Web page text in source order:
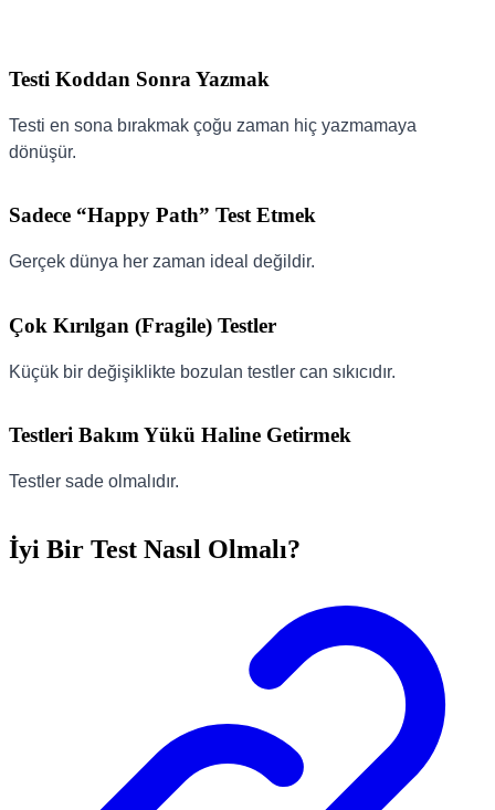
Testi Koddan Sonra Yazmak
Testi en sona bırakmak çoğu zaman hiç yazmamaya
dönüşür.
Sadece “Happy Path” Test Etmek
Gerçek dünya her zaman ideal değildir.
Çok Kırılgan (Fragile) Testler
Küçük bir değişiklikte bozulan testler can sıkıcıdır.
Testleri Bakım Yükü Haline Getirmek
Testler sade olmalıdır.
İyi Bir Test Nasıl Olmalı?